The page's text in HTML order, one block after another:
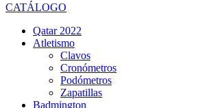
CATÁLOGO
Qatar 2022
Atletismo
Clavos
Cronómetros
Podómetros
Zapatillas
Badmington